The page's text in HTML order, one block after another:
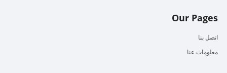
Our Pages
اتصل بنا
معلومات عنا